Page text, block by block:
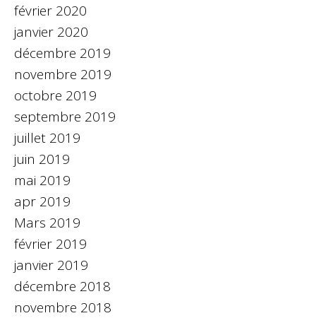
février 2020
janvier 2020
décembre 2019
novembre 2019
octobre 2019
septembre 2019
juillet 2019
juin 2019
mai 2019
apr 2019
Mars 2019
février 2019
janvier 2019
décembre 2018
novembre 2018